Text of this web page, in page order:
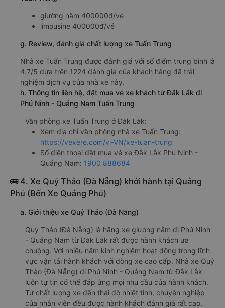
giường nằm 400000đ/vé
limousine 400000đ/vé
g. Review, đánh giá chất lượng xe Tuấn Trung
Nhà xe Tuấn Trung được đánh giá với số điểm trung bình là
4.7/5 dựa trên 1224 đánh giá của khách hàng đã trải
nghiệm dịch vụ của nhà xe này.
h. Thông tin liên hệ, đặt mua vé xe khách từ Đắk Lắk đi
Phú Ninh - Quảng Nam Tuấn Trung
Văn phòng xe Tuấn Trung ở Đắk Lắk:
Xem địa chỉ văn phòng nhà xe Tuấn Trung:
https://vexere.com/vi-VN/xe-tuan-trung
Số điện thoại đặt mua vé xe Đắk Lắk Phú Ninh -
Quảng Nam: 1900 888684
🚌 4. Xe Quý Thảo (Đà Nẵng) khởi hành tại Quảng
Phú (Bến Xe Quảng Phú)
a. Giới thiệu xe Quý Thảo (Đà Nẵng)
Quý Thảo (Đà Nẵng) là hãng xe giường nằm đi Phú Ninh
- Quảng Nam từ Đắk Lắk rất được hành khách ưa
chuộng. Với nhiều năm kinh nghiệm hoạt động trong lĩnh
vực vận tải hành khách với dòng xe cao cấp. Nhà xe Quý
Thảo (Đà Nẵng) đi Phú Ninh - Quảng Nam từ Đắk Lắk
luôn tự tin có thể đáp ứng mọi nhu cầu của hành khách.
Từ chất lượng xe đến thái độ nhiệt tình, chuyên nghiệp
của nhân viên đều được hành khách đánh giá rất cao.